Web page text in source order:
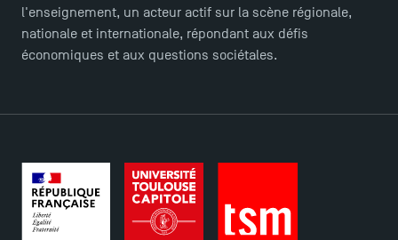
l'enseignement, un acteur actif sur la scène régionale,
nationale et internationale, répondant aux défis
économiques et aux questions sociétales.